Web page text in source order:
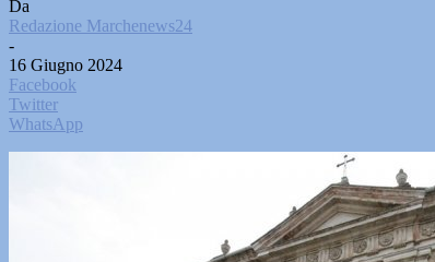
Da
Redazione Marchenews24
-
16 Giugno 2024
Facebook
Twitter
WhatsApp